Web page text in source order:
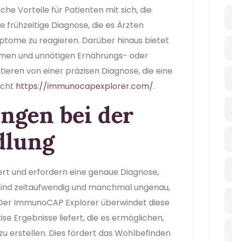
Vorteile für Patienten mit sich, die
frühzeitige Diagnose, die es Ärzten
zu reagieren. Darüber hinaus bietet
und unnötigen Ernährungs- oder
von einer präzisen Diagnose, die eine
https://immunocapexplorer.com/.
bei der
und erfordern eine genaue Diagnose,
zeitaufwendig und manchmal ungenau,
ImmunoCAP Explorer überwindet diese
Ergebnisse liefert, die es ermöglichen,
erstellen. Dies fördert das Wohlbefinden